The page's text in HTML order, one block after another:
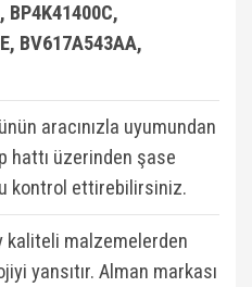
BP4K41400C,
BV617A543AA,
aracınızla uyumundan
hattı üzerinden şase
kontrol ettirebilirsiniz.
kaliteli malzemelerden
yansıtır. Alman markası